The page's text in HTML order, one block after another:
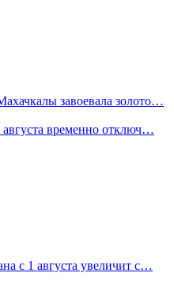
завоевала золото…
временно отключ…
с 1 августа увеличит с…